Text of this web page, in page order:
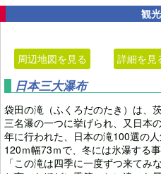
観
周辺地図を見る 詳細を見
日本三大瀑布
袋田の滝（ふくろだのたき）は、
三名瀑の一つに挙げられ、又日本
年に行われた、日本の滝100選の
120ｍ幅73ｍで、冬には氷瀑する
「この滝は四季に一度ずつ来てみ